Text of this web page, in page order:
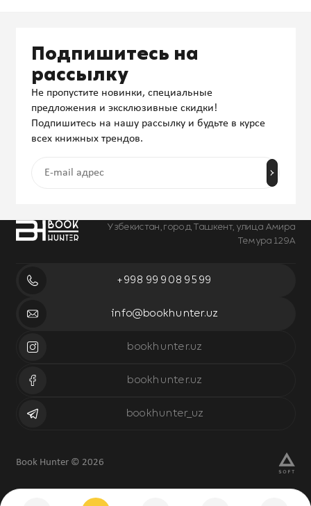
Узбекистан, город Ташкент, улица Амира
Темура 129А
+998 99 908 95 99
info@bookhunter.uz
bookhunter.uz
bookhunter.uz
bookhunter_uz
Подпишитесь на
рассылку
Не пропустите новинки, специальные
предложения и эксклюзивные скидки!
Подпишитесь на нашу рассылку и будьте в курсе
всех книжных трендов.
Book Hunter © 2026